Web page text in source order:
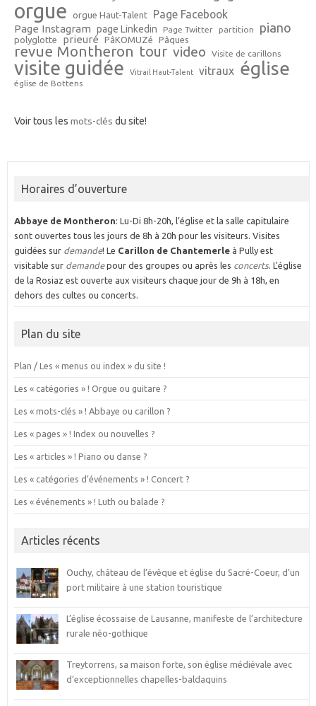
orgue orgue Haut-Talent Page Facebook
Page Instagram page Linkedin Page Twitter partition piano
polyglotte prieuré PâKOMUZé Pâques
revue Montheron tour video Visite de carillons
visite guidée Vitrail Haut-Talent vitraux église
église de Bottens
Voir tous les mots-clés du site!
Horaires d’ouverture
Abbaye de Montheron: Lu-Di 8h-20h, l’église et la salle capitulaire
sont ouvertes tous les jours de 8h à 20h pour les visiteurs. Visites
guidées sur demande! Le Carillon de Chantemerleà Pully est
visitable sur demandepour des groupes ou après les concerts. L'église
de la Rosiaz est ouverte aux visiteurs chaque jour de 9h à 18h, en
dehors des cultes ou concerts.
Plan du site
Plan / Les « menus ou index » du site !
Les « catégories » ! Orgue ou guitare ?
Les « mots-clés » ! Abbaye ou carillon ?
Les « pages » ! Index ou nouvelles ?
Les « articles » ! Piano ou danse ?
Les « catégories d’événements » ! Concert ?
Les « événements » ! Luth ou balade ?
Articles récents
Ouchy, château de l’évêque et église du Sacré-Coeur, d’un
port militaire à une station touristique
L’église écossaise de Lausanne, manifeste de l’architecture
rurale néo-gothique
Treytorrens, sa maison forte, son église médiévale avec
d’exceptionnelles chapelles-baldaquins